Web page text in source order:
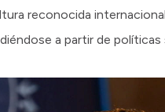
reconocida
a partir de